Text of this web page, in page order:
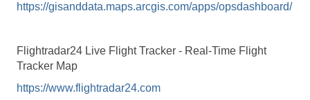
https://gisanddata.maps.arcgis.com/apps/opsdashboard/
Flightradar24 Live Flight Tracker - Real-Time Flight
Tracker Map
https://www.flightradar24.com